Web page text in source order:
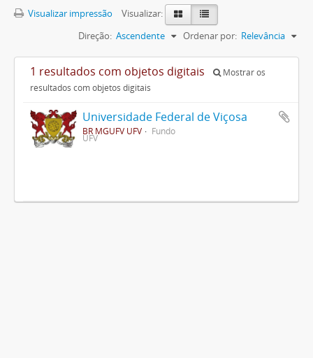
Visualizar impressão
Visualizar:
Ordenar por: Relevância
Direção: Ascendente
1 resultados com objetos digitais
Mostrar os
resultados com objetos digitais
Universidade Federal de Viçosa
BR MGUFV UFV Fundo
UFV